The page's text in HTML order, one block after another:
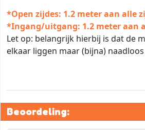
*Open zijdes: 1.2 meter aan alle
*Ingang/uitgang: 1.2 meter aan
Let op: belangrijk hierbij is dat de
elkaar liggen maar (bijna)
Beoordeling: